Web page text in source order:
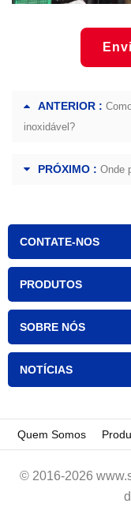
ANTERIOR :
inoxidável?
PRÓXIMO : Onde
CONTATE-NOS
PRODUTOS
SOBRE NÓS
NOTÍCIAS
Quem Somos
© 2016-2026